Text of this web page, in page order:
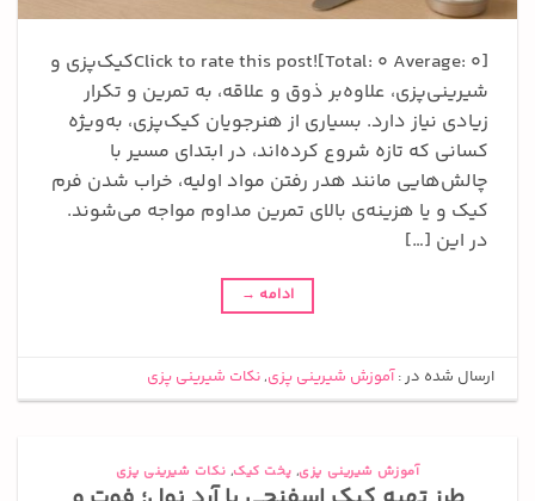
Click to rate this post![Total: 0 Average: 0]کیک‌پزی و
شیرینی‌پزی، علاوه‌بر ذوق و علاقه، به تمرین و تکرار
زیادی نیاز دارد. بسیاری از هنرجویان کیک‌پزی، به‌ویژه
کسانی که تازه شروع کرده‌اند، در ابتدای مسیر با
چالش‌هایی مانند هدر رفتن مواد اولیه، خراب شدن فرم
کیک و یا هزینه‌ی بالای تمرین مداوم مواجه می‌شوند.
در این […]
ادامه →
ارسال شده در :آموزش شیرینی پزی,نکات شیرینی پزی
آموزش شیرینی پزی, پخت کیک, نکات شیرینی پزی